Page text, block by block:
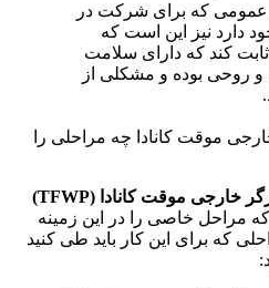
که برای شرکت در
دارد نیز این است که
کند که دارای سلامت
روحی بوده و مشکلی از
موقت کانادا چه مراحلی را
خارجی موقت کانادا (TFWP
)
مراحل خاصی را در این زمینه
که برای این کار باید طی کنید